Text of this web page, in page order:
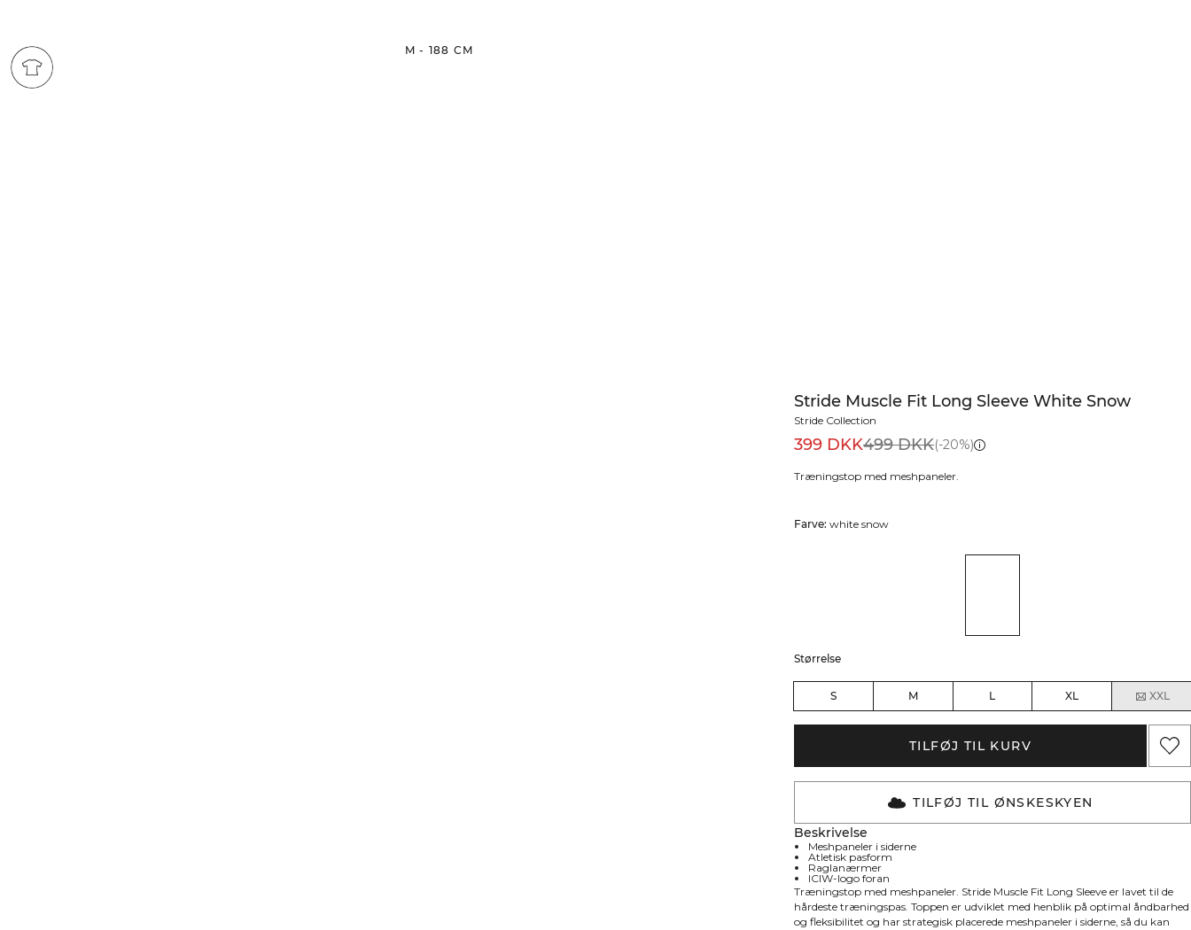
M - 188 CM
Stride Muscle Fit Long Sleeve White Snow
Stride Collection
399 DKK499 DKK(-20%)
Træningstop med meshpaneler.
Farve: white snow
Størrelse
S M L XL XXL
TILFØJ TIL KURV
TILFØJ TIL ØNSKESKYEN
Beskrivelse
Meshpaneler i siderne
Atletisk pasform
Raglanærmer
ICIW-logo foran
Træningstop med meshpaneler. Stride Muscle Fit Long Sleeve er lavet til de
hårdeste træningspas. Toppen er udviklet med henblik på optimal åndbarhed
og fleksibilitet og har strategisk placerede meshpaneler i siderne, så du kan